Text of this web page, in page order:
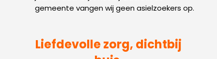
gemeente vangen wij geen asielzoekers op.
Liefdevolle zorg, dichtbij